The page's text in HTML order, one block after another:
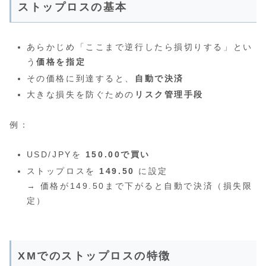
ストップロスの基本
あらかじめ「ここまで逆行したら損切りする」とい
う価格を指定
その価格に到達すると、
自動で決済
大きな損失を防ぐための リスク管理手段
例：
USD/JPYを 150.00で買い
ストップロスを 149.50
に設定
→ 価格が149.50まで下がると自動で決済（損失限
定）
XMでのストップロスの特徴